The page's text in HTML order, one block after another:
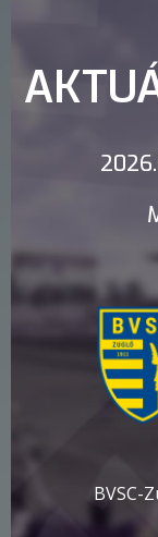
BVSC-